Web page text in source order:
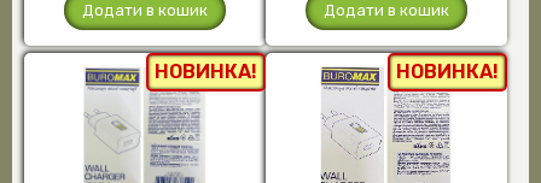
Додати в кошик Додати в кошик
НОВИНКА! НОВИНКА!